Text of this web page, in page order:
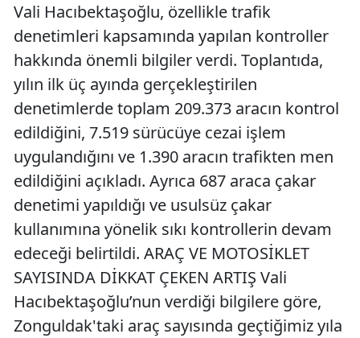
Vali Hacıbektaşoğlu, özellikle trafik
denetimleri kapsamında yapılan kontroller
hakkında önemli bilgiler verdi. Toplantıda,
yılın ilk üç ayında gerçekleştirilen
denetimlerde toplam 209.373 aracın kontrol
edildiğini, 7.519 sürücüye cezai işlem
uygulandığını ve 1.390 aracın trafikten men
edildiğini açıkladı. Ayrıca 687 araca çakar
denetimi yapıldığı ve usulsüz çakar
kullanımına yönelik sıkı kontrollerin devam
edeceği belirtildi. ARAÇ VE MOTOSİKLET
SAYISINDA DİKKAT ÇEKEN ARTIŞ Vali
Hacıbektaşoğlu’nun verdiği bilgilere göre,
Zonguldak'taki araç sayısında geçtiğimiz yıla